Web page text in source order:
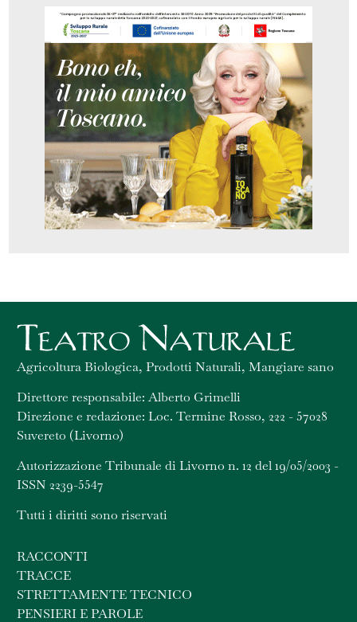
Agricoltura Biologica, Prodotti Naturali, Mangiare sano
Direttore responsabile: Alberto Grimelli
Direzione e redazione: Loc. Termine Rosso, 222 - 57028
Suvereto (Livorno)
Autorizzazione Tribunale di Livorno n. 12 del 19/05/2003 -
ISSN 2239-5547
Tutti i diritti sono riservati
RACCONTI
TRACCE
STRETTAMENTE TECNICO
PENSIERI E PAROLE